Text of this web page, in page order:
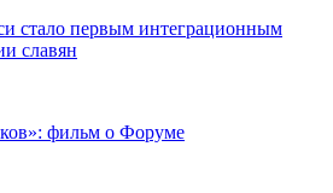
стало первым интеграционным
славян
фильм о Форуме